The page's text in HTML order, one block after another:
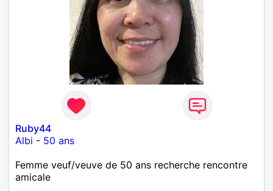
Ruby44
Albi - 50 ans
Femme veuf/veuve de 50 ans recherche rencontre
amicale